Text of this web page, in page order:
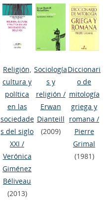
Religión,
cultura y
política
en las
sociedade
s del siglo
XXI /
Verónica
Giménez
Béliveau
(2013)
Sociología
s y
religión /
Erwan
Dianteill
(2009)
Diccionari
o de
mitología
griega y
romana /
Pierre
Grimal
(1981)